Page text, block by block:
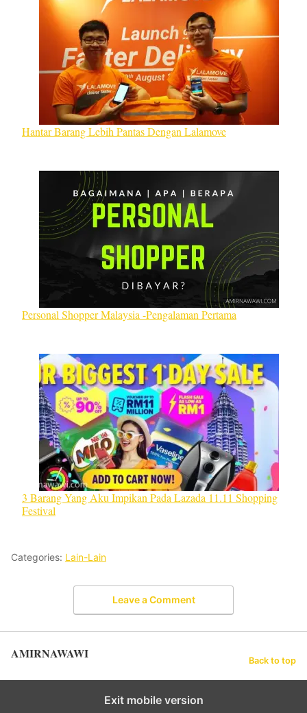
Hantar Barang Lebih Pantas Dengan Lalamove
Personal Shopper Malaysia -Pengalaman Pertama
3 Barang Yang Aku Impikan Pada Lazada 11.11 Shopping
Festival
Categories: Lain-Lain
Leave a Comment
AMIRNAWAWI Back to top
Exit mobile version